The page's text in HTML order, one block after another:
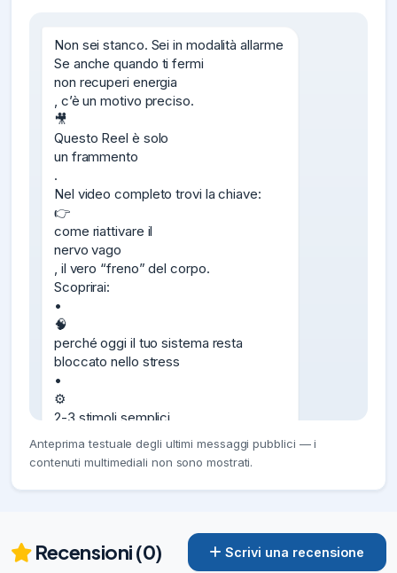
Non sei stanco. Sei in modalità allarme
Se anche quando ti fermi
non recuperi energia
, c’è un motivo preciso.
🎥
Questo Reel è solo
un frammento
.
Nel video completo trovi la chiave:
👉
come riattivare il
nervo vago
, il vero “freno” del corpo.
Scoprirai:
•
🧠
perché oggi il tuo sistema resta
bloccato nello stress
•
⚙️
2-3 stimoli semplici
che iniziano a spegnerlo in pochi minuti
Capirlo ora signifi
Se sei sempre stanco… NON è normale
Ti svegli già scarico?
Anteprima testuale degli ultimi messaggi pubblici — i
contenuti multimediali non sono mostrati.
Recensioni (0) Scrivi una recensione